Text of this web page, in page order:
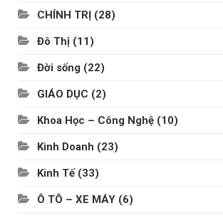
CHÍNH TRỊ (28)
Đô Thị (11)
Đời sống (22)
GIÁO DỤC (2)
Khoa Học – Công Nghệ (10)
Kinh Doanh (23)
Kinh Tế(33)
Ô TÔ – XE MÁY (6)